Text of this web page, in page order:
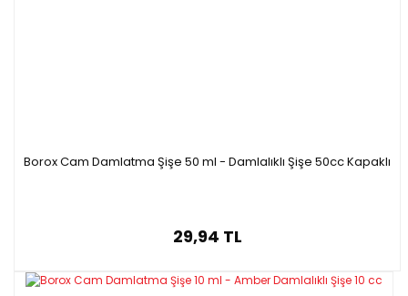
Borox Cam Damlatma Şişe 50 ml - Damlalıklı Şişe 50cc Kapaklı
29,94 TL